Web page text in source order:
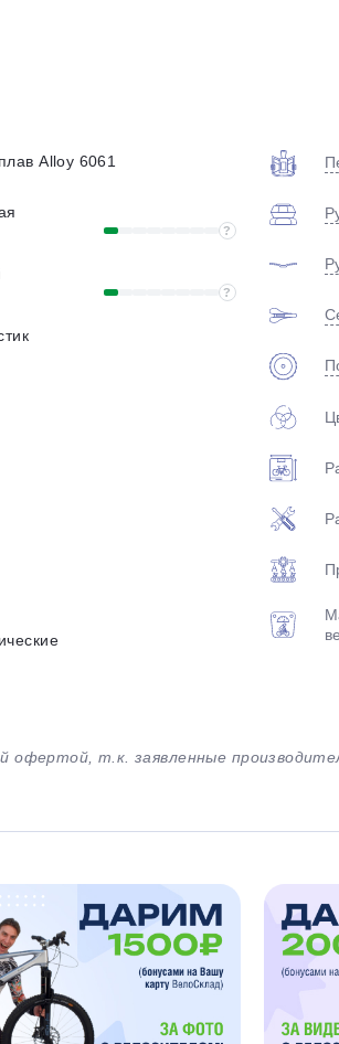
Alloy 6061
?
?
офертой, т.к. заявленные
8 800 302-02-
plait.ru